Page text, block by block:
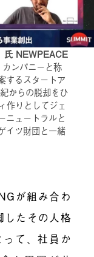
氏 NEWPEACE
ンパニーと称
するスタートア
からの脱却をひ
作りとしてジェ
ニュートラルと
イツ財団と一緒
が組み合わ
したその人格
て、社員か